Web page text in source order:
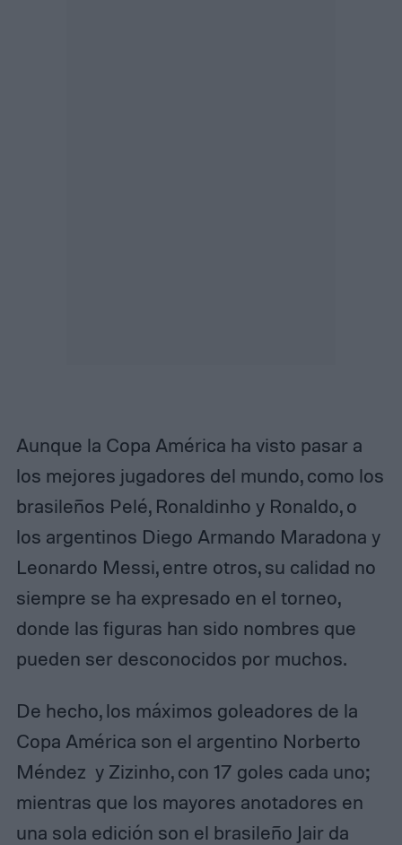
Aunque la Copa América ha visto pasar a
los mejores jugadores del mundo, como los
brasileños Pelé, Ronaldinho y Ronaldo, o
los argentinos Diego Armando Maradona y
Leonardo Messi, entre otros, su calidad no
siempre se ha expresado en el torneo,
donde las figuras han sido nombres que
pueden ser desconocidos por muchos.
De hecho, los máximos goleadores de la
Copa América son el argentino Norberto
Méndez y Zizinho, con 17 goles cada uno;
mientras que los mayores anotadores en
una sola edición son el brasileño Jair da